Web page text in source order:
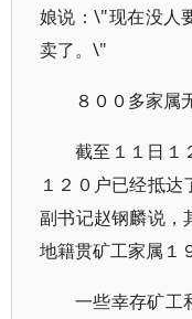
娘说：\"现在没人
卖了。\"
８００多家属
截至１１日１
１２０户已经抵
副书记赵钢麟说，
地籍贯矿工家属１
一些幸存矿工